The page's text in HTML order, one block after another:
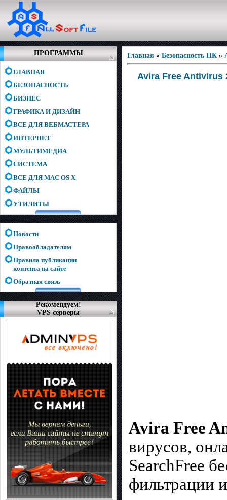
ПРОГРАММЫ
ГЛАВНАЯ
БЕЗОПАСНОСТЬ
БИЗНЕС
ГРАФИКА И ДИЗАЙН
ВСЕ ДЛЯ ВЕБМАСТЕРА
ИНТЕРНЕТ
МУЛЬТИМЕДИА
СИСТЕМА
ВСЕ ДЛЯ MAC OS X
ФАЙЛЫ
УТИЛИТЫ
Новости
Правообладателям
Правила публикации
контента на сайте
Обратная связь
Рекомендуем!
VPS серверы
Главная » Безопасность ПК »
Avira Free Antivirus
Avira Free
вирусов,
SearchFree
фильтрации